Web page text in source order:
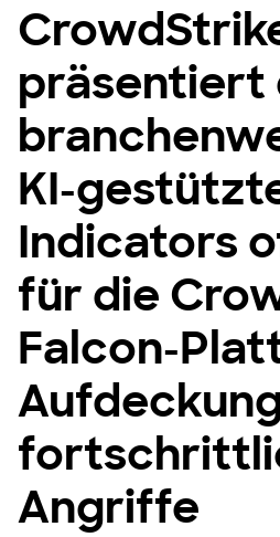
präsentiert
KI-
Indicators
für die
Falcon-
Angriffe